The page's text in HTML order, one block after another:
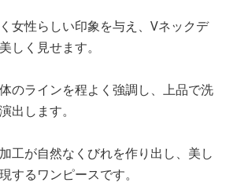
女性らしい印象を与え、Vネックデ
しく見せます。
のラインを程よく強調し、上品で洗
出します。
工が自然なくびれを作り出し、美し
するワンピースです。